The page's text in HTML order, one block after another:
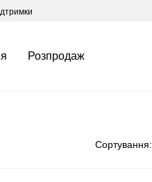
Розпродаж
Сортування: